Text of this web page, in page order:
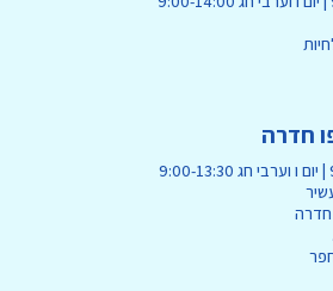
חדרה